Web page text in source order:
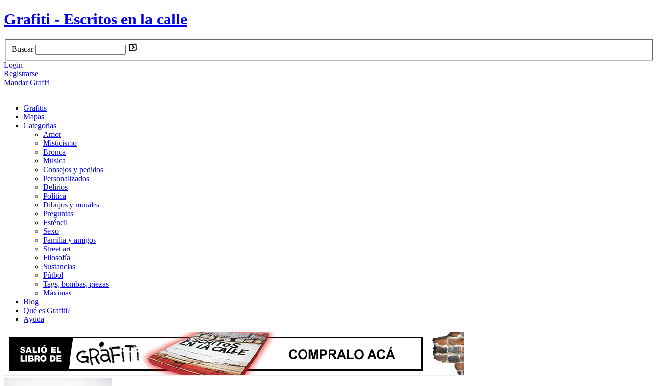
Grafiti - Escritos en la calle
Buscar
Login
Registrarse
Mandar Grafiti
Grafitis
Mapas
Categorias
Amor
Misticismo
Bronca
Música
Consejos y pedidos
Personalizados
Delirios
Política
Dibujos y murales
Preguntas
Esténcil
Sexo
Familia y amigos
Street art
Filosofía
Sustancias
Fútbol
Tags, bombas, piezas
Máximas
Blog
Qué es Grafiti?
Ayuda